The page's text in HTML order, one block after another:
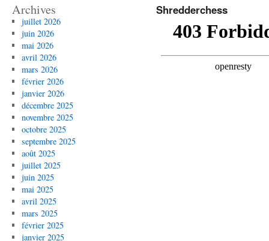
Archives
juillet 2026
juin 2026
mai 2026
avril 2026
mars 2026
février 2026
janvier 2026
décembre 2025
novembre 2025
octobre 2025
septembre 2025
août 2025
juillet 2025
juin 2025
mai 2025
avril 2025
mars 2025
février 2025
janvier 2025
Shredderchess